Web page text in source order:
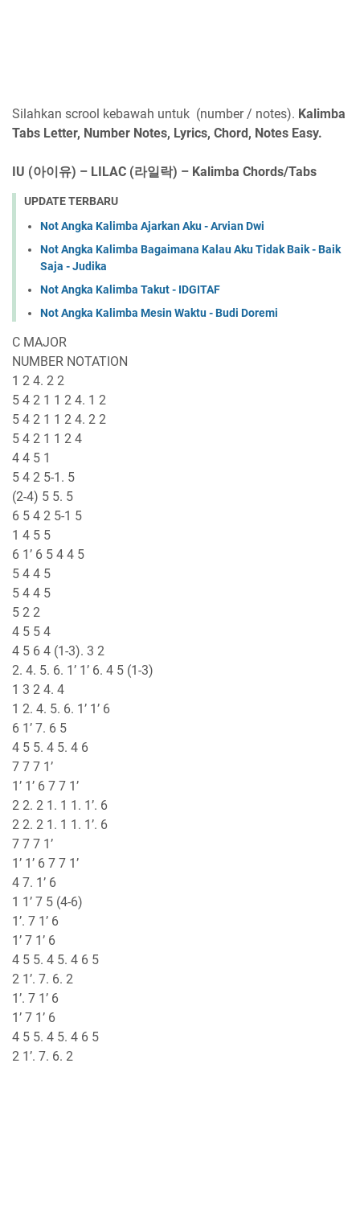
Silahkan scrool kebawah untuk (number / notes). Kalimba
Tabs Letter, Number Notes, Lyrics, Chord, Notes Easy.
IU (아이유) – LILAC (라일락) – Kalimba Chords/Tabs
UPDATE TERBARU
Not Angka Kalimba Ajarkan Aku - Arvian Dwi
Not Angka Kalimba Bagaimana Kalau Aku Tidak Baik - Baik
Saja - Judika
Not Angka Kalimba Takut - IDGITAF
Not Angka Kalimba Mesin Waktu - Budi Doremi
C MAJOR
NUMBER NOTATION
1 2 4. 2 2
5 4 2 1 1 2 4. 1 2
5 4 2 1 1 2 4. 2 2
5 4 2 1 1 2 4
4 4 5 1
5 4 2 5-1. 5
(2-4) 5 5. 5
6 5 4 2 5-1 5
1 4 5 5
6 1’ 6 5 4 4 5
5 4 4 5
5 4 4 5
5 2 2
4 5 5 4
4 5 6 4 (1-3). 3 2
2. 4. 5. 6. 1’ 1’ 6. 4 5 (1-3)
1 3 2 4. 4
1 2. 4. 5. 6. 1’ 1’ 6
6 1’ 7. 6 5
4 5 5. 4 5. 4 6
7 7 7 1’
1’ 1’ 6 7 7 1’
2 2. 2 1. 1 1. 1’. 6
2 2. 2 1. 1 1. 1’. 6
7 7 7 1’
1’ 1’ 6 7 7 1’
4 7. 1’ 6
1 1’ 7 5 (4-6)
1’. 7 1’ 6
1’ 7 1’ 6
4 5 5. 4 5. 4 6 5
2 1’. 7. 6. 2
1’. 7 1’ 6
1’ 7 1’ 6
4 5 5. 4 5. 4 6 5
2 1’. 7. 6. 2